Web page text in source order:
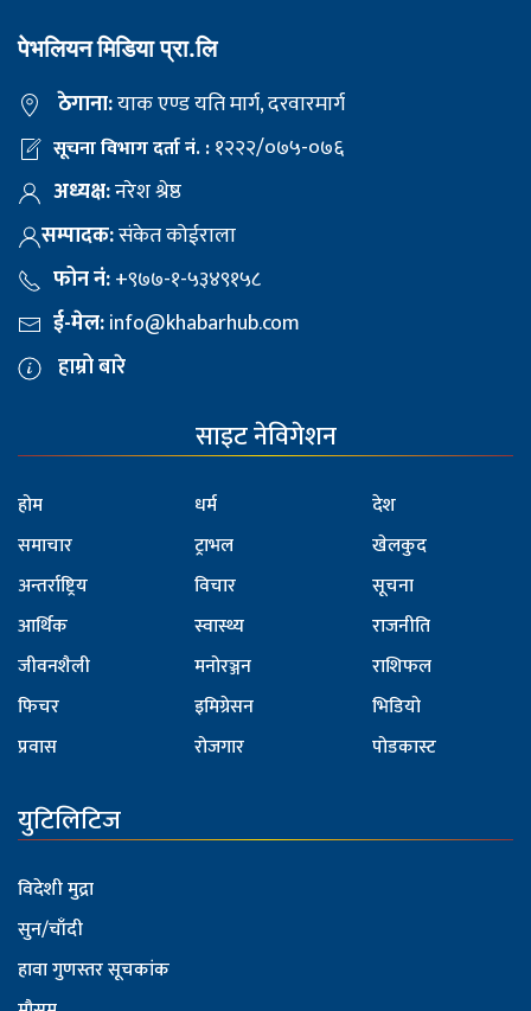
पेभलियन मिडिया प्रा.लि
ठेगाना:याक एण्ड यति मार्ग, दरवारमार्ग
सूचना विभाग दर्ता नं. :१२२२/०७५-०७६
अध्यक्ष:नरेश श्रेष्ठ
सम्पादक:संकेत कोईराला
फोन नं:+९७७-१-५३४९१५८
ई-मेल:info@khabarhub.com
हाम्रो बारे
साइट नेविगेशन
होम
समाचार
अन्तर्राष्ट्रिय
आर्थिक
जीवनशैली
फिचर
प्रवास
धर्म
ट्राभल
विचार
स्वास्थ्य
मनोरञ्जन
इमिग्रेसन
रोजगार
देश
खेलकुद
सूचना
राजनीति
राशिफल
भिडियो
पोडकास्ट
युटिलिटिज
विदेशी मुद्रा
सुन/चाँदी
हावा गुणस्तर सूचकांक